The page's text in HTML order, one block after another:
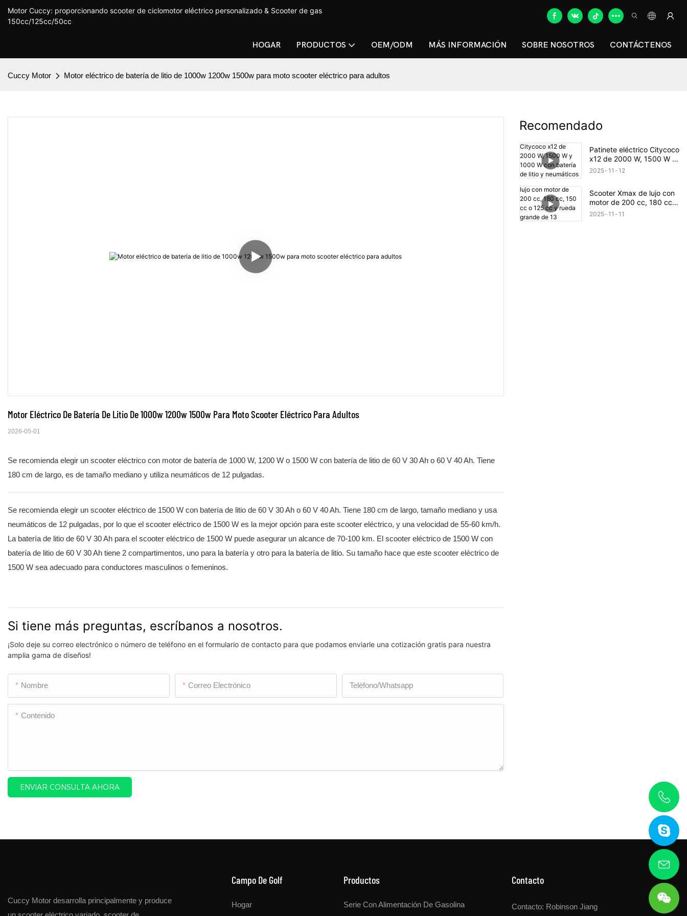
Motor Cuccy: proporcionando scooter de ciclomotor eléctrico personalizado & Scooter de gas
150cc/125cc/50cc
HOGAR PRODUCTOS OEM/ODM MÁS INFORMACIÓN SOBRE NOSOTROS CONTÁCTENOS
Cuccy Motor Motor eléctrico de batería de litio de 1000w 1200w 1500w para moto scooter eléctrico para adultos
Motor Eléctrico De Batería De Litio De 1000w 1200w 1500w Para Moto Scooter Eléctrico Para Adultos
2026-05-01
Se recomienda elegir un scooter eléctrico con motor de batería de 1000 W, 1200 W o 1500 W con batería de litio de 60 V 30 Ah o 60 V 40 Ah. Tiene
180 cm de largo, es de tamaño mediano y utiliza neumáticos de 12 pulgadas.
Se recomienda elegir un scooter eléctrico de 1500 W con batería de litio de 60 V 30 Ah o 60 V 40 Ah. Tiene 180 cm de largo, tamaño mediano y usa
neumáticos de 12 pulgadas, por lo que el scooter eléctrico de 1500 W es la mejor opción para este scooter eléctrico, y una velocidad de 55-60 km/h.
La batería de litio de 60 V 30 Ah para el scooter eléctrico de 1500 W puede asegurar un alcance de 70-100 km. El scooter eléctrico de 1500 W con
batería de litio de 60 V 30 Ah tiene 2 compartimentos, uno para la batería y otro para la batería de litio. Su tamaño hace que este scooter eléctrico de
1500 W sea adecuado para conductores masculinos o femeninos.
Si tiene más preguntas, escríbanos a nosotros.
¡Solo deje su correo electrónico o número de teléfono en el formulario de contacto para que podamos enviarle una cotización gratis para nuestra
amplia gama de diseños!
Nombre Correo Electrónico Teléfono/whatsapp
Contenido
ENVIAR CONSULTA AHORA
Recomendado
Patinete eléctrico Citycoco
x12 de 2000 W, 1500 W y
1000 W con batería de litio
2025 11 12
Scooter Xmax de lujo con
motor de 200 cc, 180 cc,
150 cc o 125 cc y rueda
2025 11 11
Cuccy Motor desarrolla principalmente y produce
Campo De Golf
Hogar
Productos
Serie Con Alimentación De Gasolina
Contacto
Contacto: Robinson Jiang